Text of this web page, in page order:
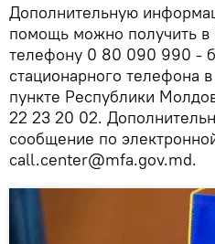
Дополнительную
помощь можно получить в
телефону 0 80 090 990 -
стационарного телефона
пункте Республики
22 23 20 02.
сообщение по
call.center@mfa.gov.md.